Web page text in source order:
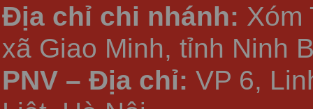
Địa chỉ chi nhánh: Xóm
xã Giao Minh, tỉnh Ninh
PNV – Địa chỉ: VP 6,